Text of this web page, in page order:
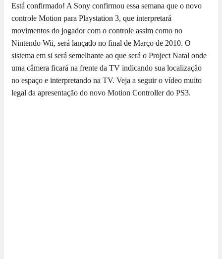
Está confirmado! A Sony confirmou essa semana que o novo
controle Motion para Playstation 3, que interpretará
movimentos do jogador com o controle assim como no
Nintendo Wii, será lançado no final de Março de 2010. O
sistema em si será semelhante ao que será o Project Natal onde
uma câmera ficará na frente da TV indicando sua localização
no espaço e interpretando na TV. Veja a seguir o vídeo muito
legal da apresentação do novo Motion Controller do PS3.